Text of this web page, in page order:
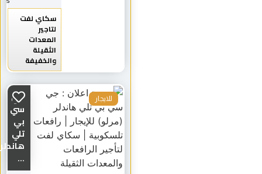
سكاي لفت
لتاجير
المعدات
الثقيلة
والخفيفة
جي
سي
بي
تلي
هاندلر
...
للايجار